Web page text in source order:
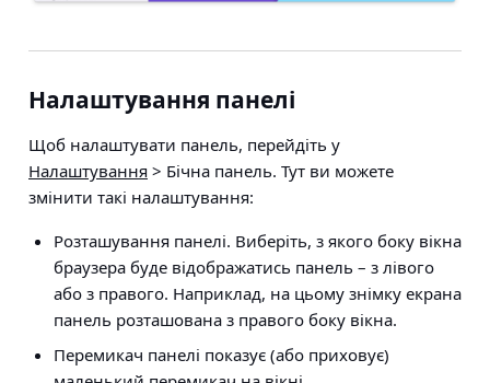
Налаштування панелі
Щоб налаштувати панель, перейдіть у
Налаштування > Бічна панель. Тут ви можете
змінити такі налаштування:
Розташування панелі. Виберіть, з якого боку вікна
браузера буде відображатись панель – з лівого
або з правого. Наприклад, на цьому знімку екрана
панель розташована з правого боку вікна.
Перемикач панелі показує (або приховує)